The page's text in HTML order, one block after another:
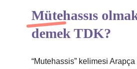
Mütehassıs
demek TDK?
“Mutehassis” kelimesi